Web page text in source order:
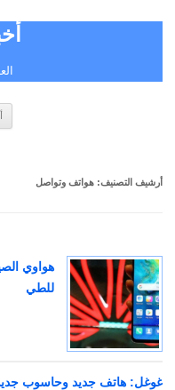
أرشيف التصنيف: هواتف وتواصل
هواوي
للطي
غوغل: هاتف جديد وحاسوب